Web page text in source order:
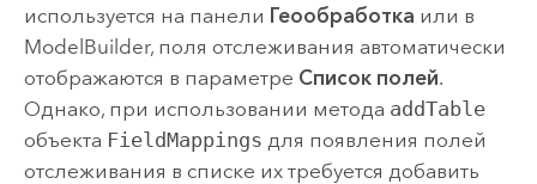
используется на панели Геообработка или в
ModelBuilder, поля отслеживания автоматически
отображаются в параметре Список полей.
Однако, при использовании метода addTable
объекта FieldMappings для появления полей
отслеживания в списке их требуется добавить